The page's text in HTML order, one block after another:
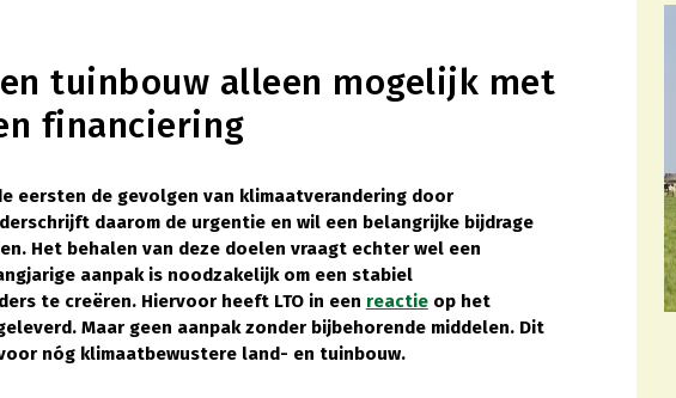
tuinbouw alleen mogelijk met
financiering
eersten de gevolgen van klimaatverandering door
daarom de urgentie en wil een belangrijke bijdrage
Het behalen van deze doelen vraagt echter wel een
aanpak is noodzakelijk om een stabiel
te creëren. Hiervoor heeft LTO in een reactieop het
Maar geen aanpak zonder bijbehorende middelen. Dit
nóg klimaatbewustere land- en tuinbouw.